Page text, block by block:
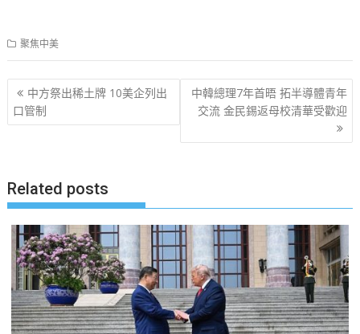
聚焦中美
文
章
中方祭出稀土牌 10美企列出
口管制
中韓總理7年首晤 拓半導體青年
交流 金民錫返母校清華受歡迎
Related posts